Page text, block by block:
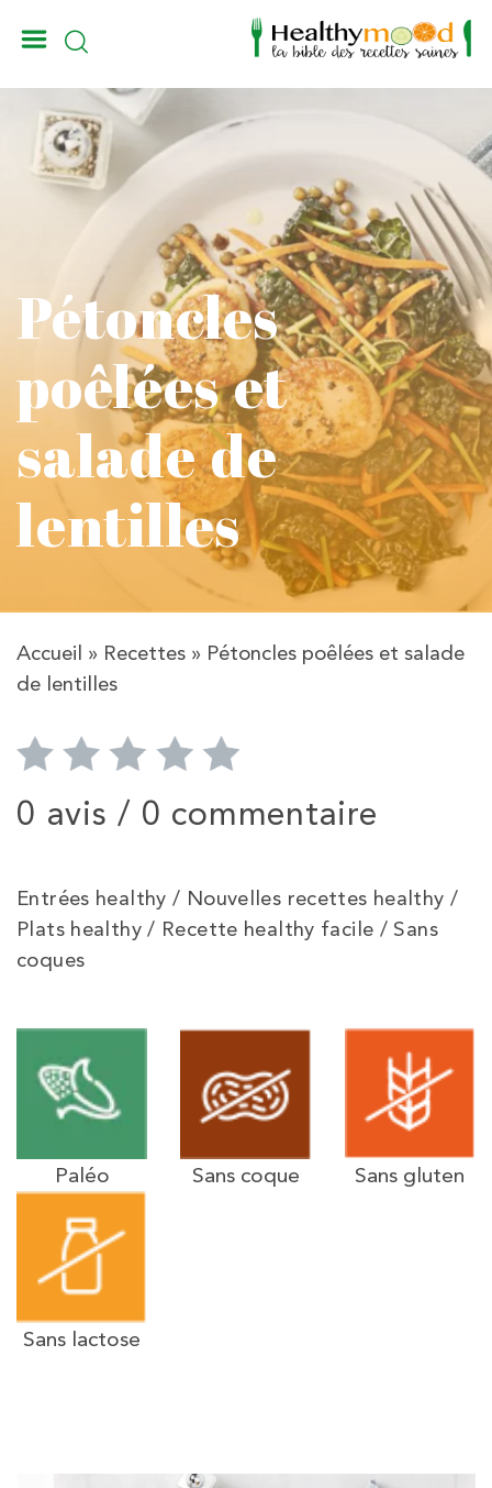
Pétoncles
poêlées et
salade de
lentilles
Accueil » Recettes » Pétoncles poêlées et salade
de lentilles
0 avis / 0 commentaire
Entrées healthy / Nouvelles recettes healthy /
Plats healthy / Recette healthy facile / Sans
coques
Paléo Sans coque Sans gluten
Sans lactose